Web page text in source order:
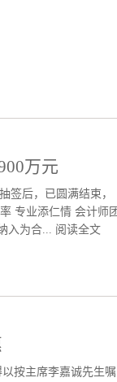
万元
签后，已圆满结束，
专业添仁情 会计师
入为合... 阅读全文
按主席李嘉诚先生嘱